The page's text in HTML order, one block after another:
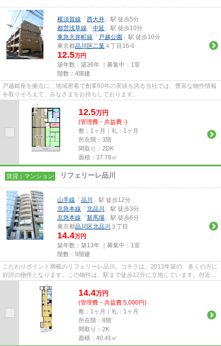
横須賀線 「 西大井 」駅 徒歩5分
都営浅草線 「 中延 」駅 徒歩10分
東急大井町線 「 戸越公園 」駅 徒歩10分
東京都品川区二葉 ４丁目16-6
12.5万円
築年数：築36年 ｜募集中： 1室
階数：4階建
戸越銀座を拠点に、地域密着で創業60年の実績を誇る当社では、豊富な物件情報
を取りそろえて、みなさまをお待ちしております。
12.5万円
(管理費・共益費 -)
敷：1ヶ月｜礼：1ヶ月
所在階：3階
間取り：2DK
面積：37.78㎡
賃貸｜マンション リフェリーレ品川
山手線 「 品川
」駅 徒歩12分
京急本線 「 北品川
」駅 徒歩3分
京急本線 「 新馬場 」駅 徒歩6分
東京都品川区北品川 ３丁目
14.4万円
築年数：築13年 ｜募集中： 1室
階数：9階建
こだわりポイント満載のリフェリーレ品川。コチラは、2013年築の、多くの方に
好評の物件となります。この物件は、駅まで徒歩12分に立地しています。付近に
駅が2駅あり、行き先に応じて...
14.4万円
(管理費・共益費 5,000円)
敷：1ヶ月｜礼：1ヶ月
所在階：8階
間取り：2K
面積：40.41㎡